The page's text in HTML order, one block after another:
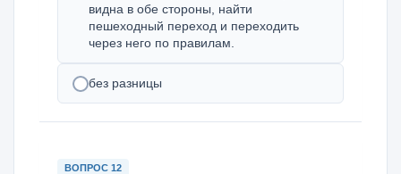
видна в обе стороны, найти
пешеходный переход и переходить
через него по правилам.
без разницы
ВОПРОС 12